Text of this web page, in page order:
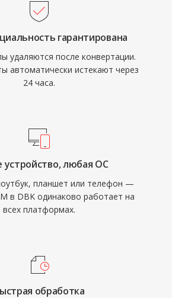
гарантирована
удаляются после конвертации.
автоматически истекают через
24 часа.
любая ОС
планшет или телефон —
в DBK одинаково работает на
всех платформах.
обработка